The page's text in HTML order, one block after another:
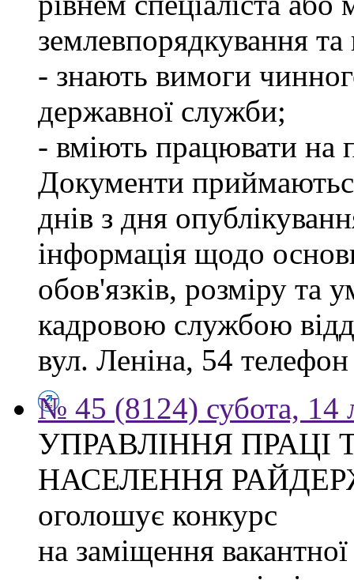
землевпорядкування та
- знають вимоги
державної служби;
- вміють працювати на
Документи
днів з дня
інформація щодо
обов'язків, розміру та
кадровою службою
вул. Леніна, 54
№ 45 (8124) субота, 14
УПРАВЛІННЯ ПРАЦІ
НАСЕЛЕННЯ
оголошує конкурс
на заміщення